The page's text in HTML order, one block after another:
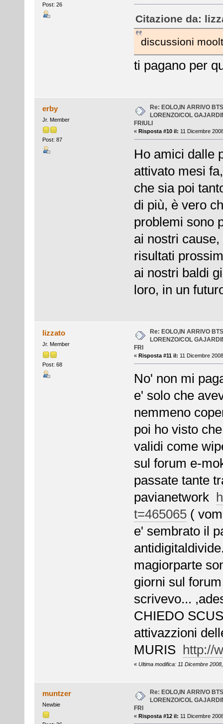
Post: 26
Citazione da:
discussioni
ti pagano per
erby
Jr. Member
Post: 87
Re: EOLO,IN ARRIVO
LORENZO/COL
FRIULI
« Risposta #10 il: 11 Dicembre
Ho amici dalle
attivato mesi
che sia poi
di più, è vero
problemi sono
ai nostri
risultati
ai nostri baldi
loro, in un
lizzato
Jr. Member
Post: 68
Re: EOLO,IN ARRIVO
LORENZO/COL
FRI
« Risposta #11 il: 11 Dicembre
No' non mi
e' solo che
nemmeno
poi ho visto
validi come
sul forum e-
passate tante
pavianetwork
t=465065(
e' sembrato il
magiorparte
giorni sul
scrivevo...
CHIEDO
attivazzioni
MURIS http://
« Ultima modifica: 11 Dicembre
muntzer
Newbie
Re: EOLO,IN ARRIVO
LORENZO/COL
FRI
« Risposta #12 il: 11 Dicembre